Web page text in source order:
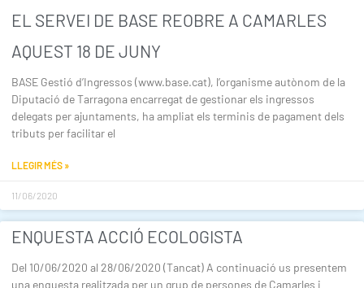
EL SERVEI DE BASE REOBRE A CAMARLES
AQUEST 18 DE JUNY
BASE Gestió d’Ingressos (www.base.cat), l’organisme autònom de la
Diputació de Tarragona encarregat de gestionar els ingressos
delegats per ajuntaments, ha ampliat els terminis de pagament dels
tributs per facilitar el
LLEGIR MÉS »
11/06/2020
ENQUESTA ACCIÓ ECOLOGISTA
Del 10/06/2020 al 28/06/2020 (Tancat) A continuació us presentem
una enquesta realitzada per un grup de persones de Camarles i